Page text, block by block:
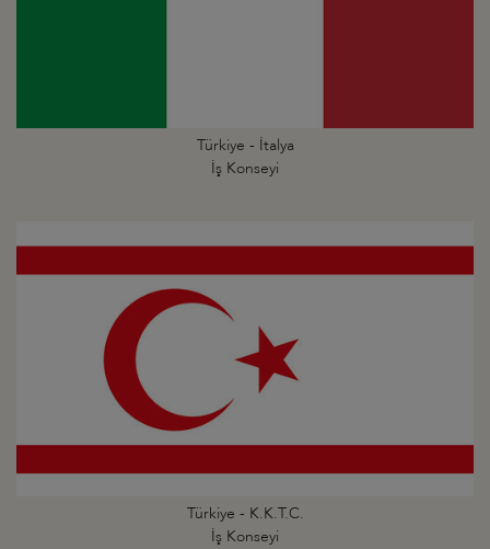
Türkiye - İtalya
İş Konseyi
Türkiye - K.K.T.C.
İş Konseyi